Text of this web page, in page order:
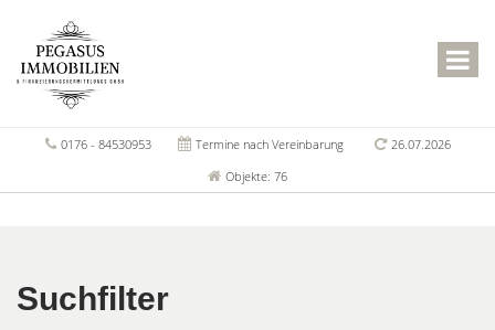
0176 - 84530953 Termine nach Vereinbarung
26.07.2026
Objekte: 76
Suchfilter